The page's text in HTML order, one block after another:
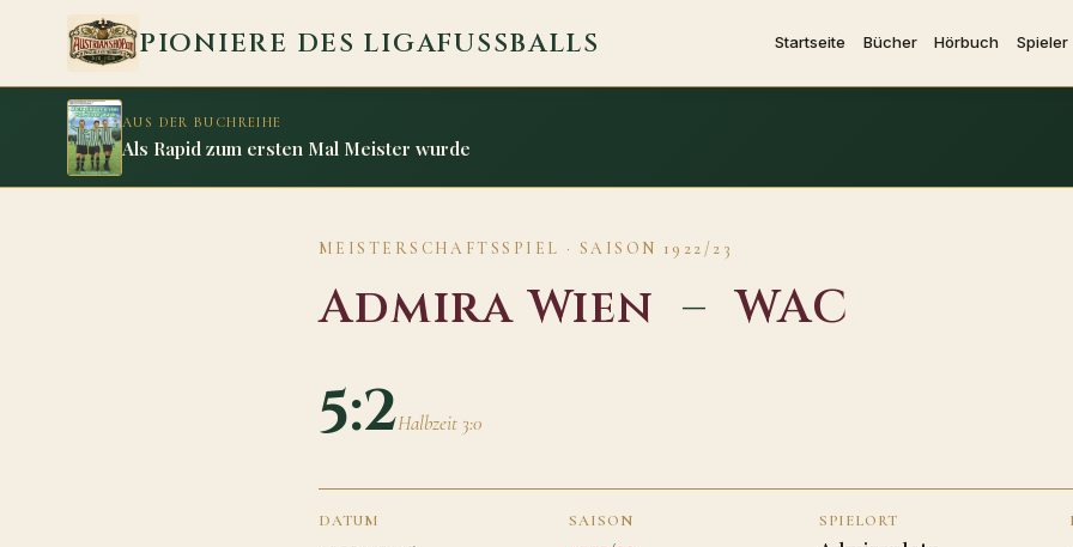
Zum Inhalt springen
PIONIERE DES LIGAFUSSBALLS Startseite Bücher Hörbuch Spieler
AUS DER BUCHREIHE
Als Rapid zum ersten Mal Meister wurde
MEISTERSCHAFTSSPIEL · SAISON 1922/23
Admira Wien –WAC
5:2Halbzeit 3:0
DATUM SAISON SPIELORT